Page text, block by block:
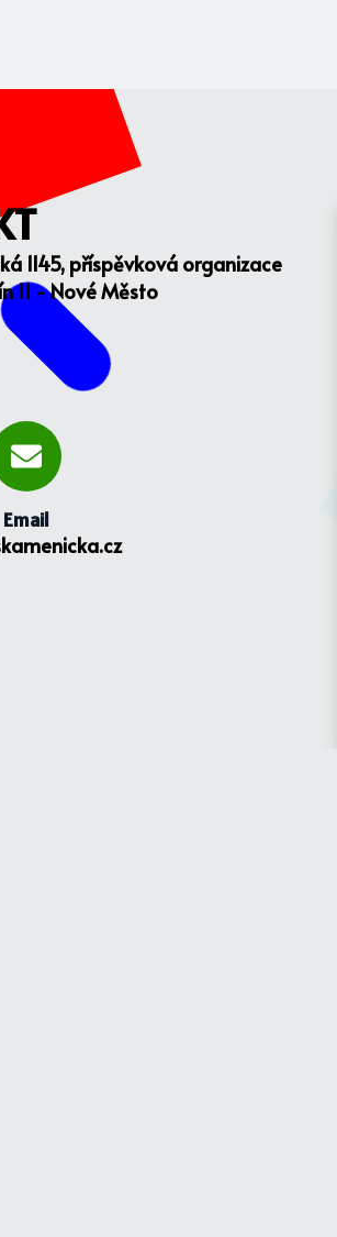
1145, příspěvková organizace
II - Nové Město
Email